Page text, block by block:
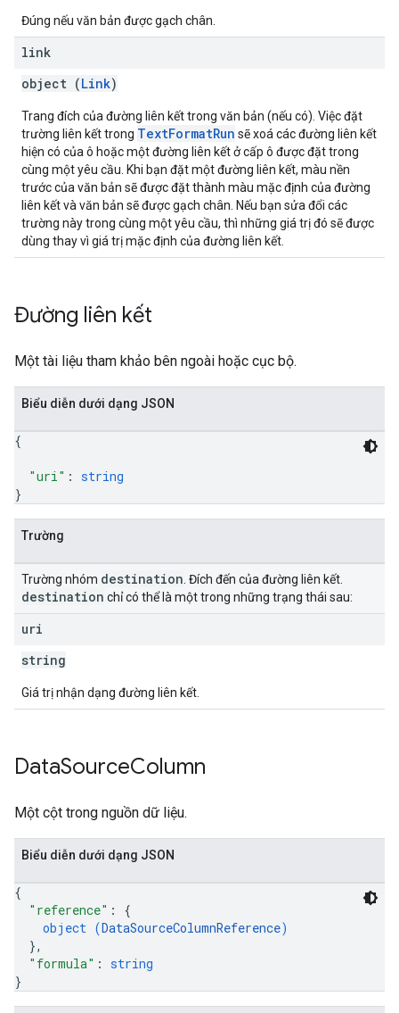
Đúng nếu văn bản được gạch chân.
link
object (Link)
Trang đích của đường liên kết trong văn bản (nếu có). Việc đặt
trường liên kết trong TextFormatRun sẽ xoá các đường liên kết
hiện có của ô hoặc một đường liên kết ở cấp ô được đặt trong
cùng một yêu cầu. Khi bạn đặt một đường liên kết, màu nền
trước của văn bản sẽ được đặt thành màu mặc định của đường
liên kết và văn bản sẽ được gạch chân. Nếu bạn sửa đổi các
trường này trong cùng một yêu cầu, thì những giá trị đó sẽ được
dùng thay vì giá trị mặc định của đường liên kết.
Đường liên kết
Một tài liệu tham khảo bên ngoài hoặc cục bộ.
Biểu diễn dưới dạng JSON
{
"uri" : string
}
Trường
Trường nhóm destination . Đích đến của đường liên kết.
destination chỉ có thể là một trong những trạng thái sau:
uri
string
Giá trị nhận dạng đường liên kết.
DataSourceColumn
Một cột trong nguồn dữ liệu.
Biểu diễn dưới dạng JSON
{
"reference" : {
object (DataSourceColumnReference)
},
"formula" : string
}